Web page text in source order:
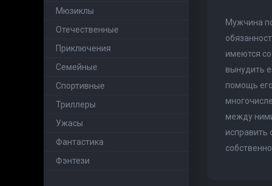
Мюзиклы
Отечественные
Приключения
Семейные
Cпортивные
Триллеры
Ужасы
Фантастика
Фэнтези
Мужчина
имеются
вынудить
помощь
между
исправить